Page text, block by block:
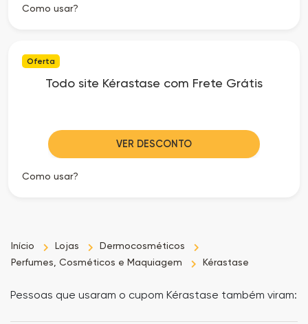
Como usar?
Oferta
Todo site Kérastase com Frete Grátis
VER DESCONTO
Como usar?
Início Lojas
Dermocosméticos
Perfumes, Cosméticos e Maquiagem
Kérastase
Pessoas que usaram o cupom Kérastase também viram: